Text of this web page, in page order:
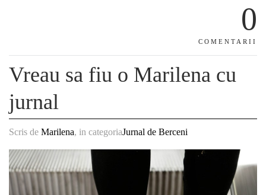
0
COMENTARII
Vreau sa fiu o Marilena cu
jurnal
Scris de Marilena, in categoriaJurnal de Berceni